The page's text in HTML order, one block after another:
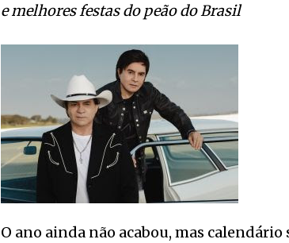
e melhores festas do peão do Brasil
O ano ainda não acabou, mas